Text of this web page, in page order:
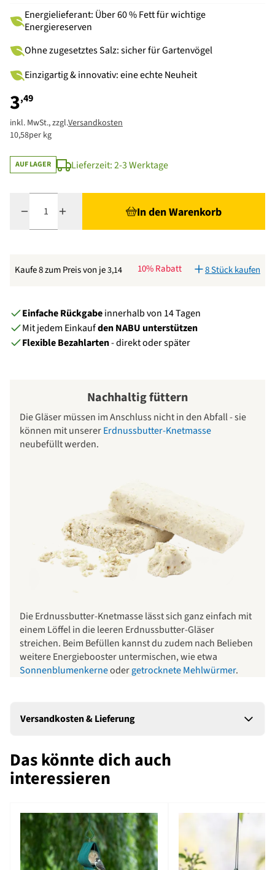
Energielieferant: Über 60 % Fett für wichtige
Energiereserven
Ohne zugesetztes Salz: sicher für Gartenvögel
Einzigartig & innovativ: eine echte Neuheit
3,49
inkl. MwSt., zzgl.Versandkosten
10,58per kg
AUF LAGER Lieferzeit: 2-3 Werktage
In den Warenkorb
Kaufe 8 zum Preis von je3,14 10% Rabatt 8 Stück kaufen
Einfache Rückgabeinnerhalb von 14 Tagen
Mit jedem Einkaufden NABU unterstützen
Flexible Bezahlarten- direkt oder später
Nachhaltig füttern
Die Gläser müssen im Anschluss nicht in den Abfall - sie
können mit unsererErdnussbutter-Knetmasse
neubefüllt werden.
Die Erdnussbutter-Knetmasse lässt sich ganz einfach mit
einem Löffel in die leeren Erdnussbutter-Gläser
streichen. Beim Befüllen kannst du zudem nach Belieben
weitere Energiebooster untermischen, wie etwa
Sonnenblumenkerneodergetrocknete Mehlwürmer.
Versandkosten & Lieferung
Das könnte dich auch
interessieren